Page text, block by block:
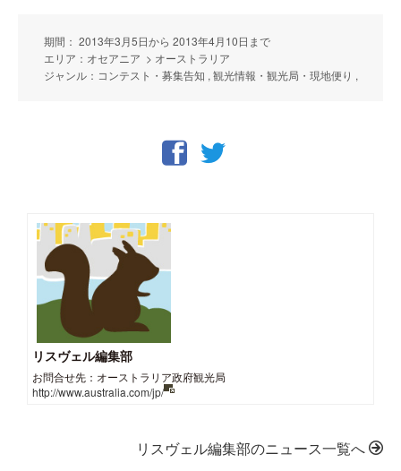
期間： 2013年3月5日から 2013年4月10日まで
エリア：オセアニア > オーストラリア
ジャンル：コンテスト・募集告知 , 観光情報・観光局・現地便り ,
リスヴェル編集部
お問合せ先：オーストラリア政府観光局
http://www.australia.com/jp/
リスヴェル編集部のニュース一覧へ